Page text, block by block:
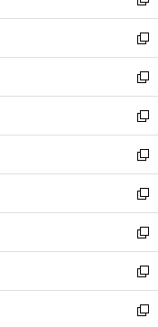
開
く
ウ
で
開
く
ン
ド
ウ
で
開
く
し
い
ウ
ィ
ン
ド
ウ
で
開
く
新
し
い
ウ
ィ
ン
ド
ウ
で
開
く
新
し
い
ウ
ィ
ン
ド
ウ
で
開
く
新
し
い
ウ
ィ
ン
ド
ウ
で
開
く
新
し
い
ウ
ィ
ン
ド
ウ
で
新
し
い
ウ
ィ
ン
ド
新
し
い
ウ
ィ
新
し
い
新